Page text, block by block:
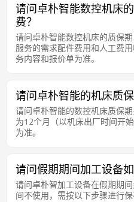
请问卓朴智能数控机床
费？
请问卓朴智能数控机床的质保期以外
服务的需求配件费用和人工费
务内容和报价单为准。
请问卓朴智能的机床质保
请问卓朴智能的数控机床质保期多久？ 按售后标准，
为12个月（以机床出厂时间开
为准。
请问假期期间加工设备如
请问卓朴智加工设备在假期期间如何保养？ 放
间不使用，需按以下步骤进行保养和使用： 节